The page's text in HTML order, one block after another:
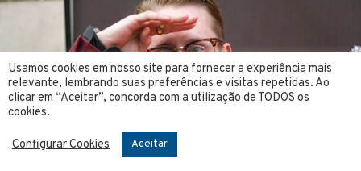
Usamos cookies em nosso site para fornecer a experiência mais
relevante, lembrando suas preferências e visitas repetidas. Ao
clicar em “Aceitar”, concorda com a utilização de TODOS os
cookies.
Configurar Cookies Aceitar